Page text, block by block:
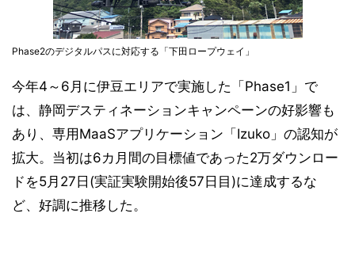
Phase2のデジタルパスに対応する「下田ロープウェイ」
今年4～6月に伊豆エリアで実施した「Phase1」で
は、静岡デスティネーションキャンペーンの好影響も
あり、専用MaaSアプリケーション「Izuko」の認知が
拡大。当初は6カ月間の目標値であった2万ダウンロー
ドを5月27日(実証実験開始後57日目)に達成するな
ど、好調に推移した。